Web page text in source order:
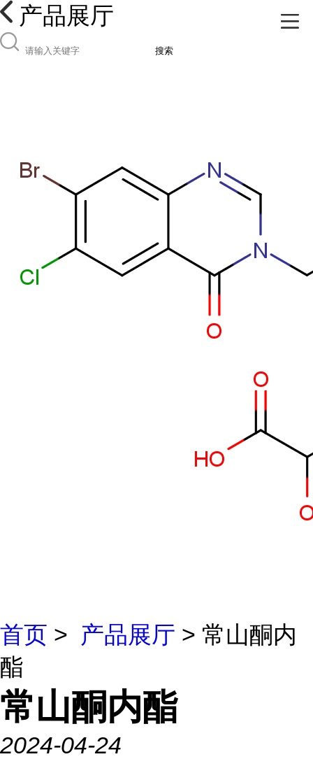
产品展厅
搜索
首页 > 产品展厅 > 常山酮内
酯
常山酮内酯
2024-04-24